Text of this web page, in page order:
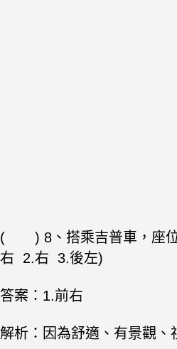
( ) 8、搭乘吉普車，座
右 2.右 3.後左)
答案：1.前右
解析：因為舒適、有景觀、